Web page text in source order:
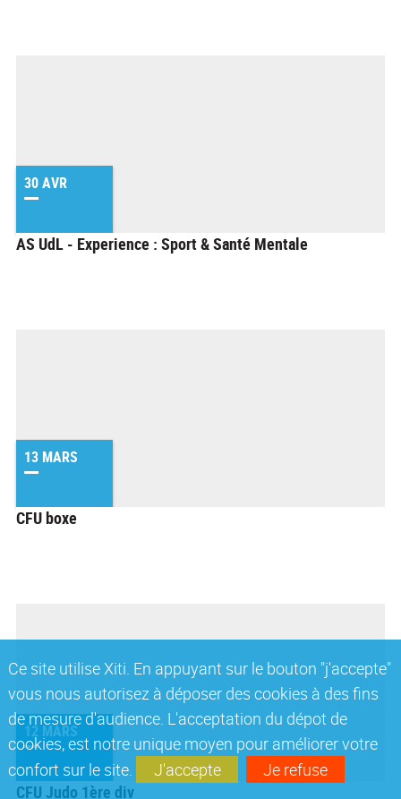
Ce site utilise Xiti. En appuyant sur le bouton "j'accepte"
vous nous autorisez à déposer des cookies à des fins
de mesure d'audience. L'acceptation du dépot de
cookies, est notre unique moyen pour améliorer votre
confort sur le site.
J'accepte Je refuse
30 AVR
AS UdL - Experience : Sport & Santé Mentale
13 MARS
CFU boxe
12 MARS
CFU Judo 1ère div